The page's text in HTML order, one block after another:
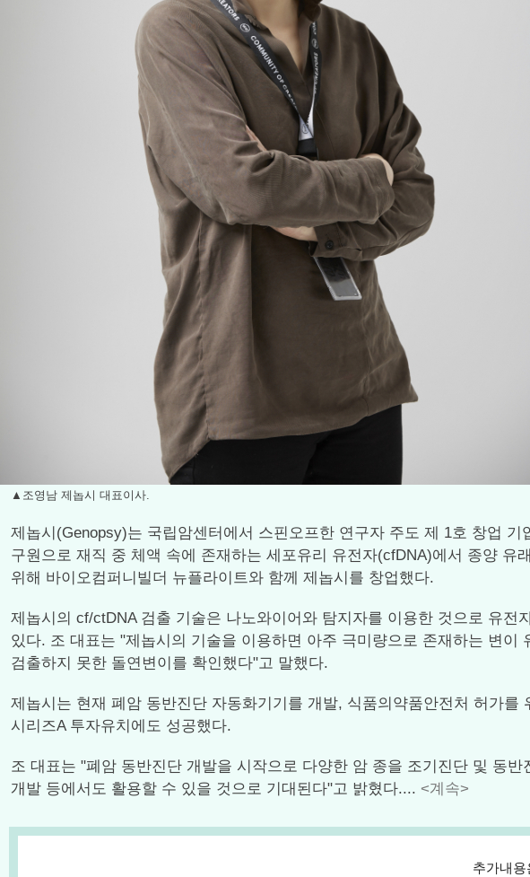
▲조영남 제놉시 대표이사.
제놉시(Genopsy)는 국립암센터에서 스핀오프한 연구자 주도 제 1호 창업
구원으로 재직 중 체액 속에 존재하는 세포유리 유전자(cfDNA)에서 종양
위해 바이오컴퍼니빌더 뉴플라이트와 함께 제놉시를 창업했다.
제놉시의 cf/ctDNA 검출 기술은 나노와이어와 탐지자를 이용한 것으로 유
있다. 조 대표는 "제놉시의 기술을 이용하면 아주 극미량으로 존재하는 변
검출하지 못한 돌연변이를 확인했다"고 말했다.
제놉시는 현재 폐암 동반진단 자동화기기를 개발, 식품의약품안전처 허가
시리즈A 투자유치에도 성공했다.
조 대표는 "폐암 동반진단 개발을 시작으로 다양한 암 종을 조기진단 및 동
개발 등에서도 활용할 수 있을 것으로 기대된다"고 밝혔다.... <계속>
추가내